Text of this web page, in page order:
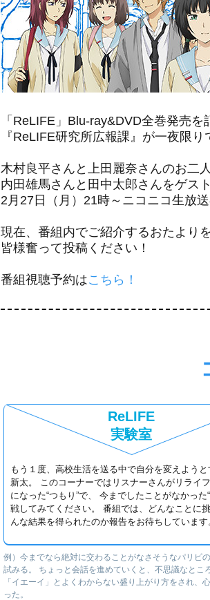
「ReLIFE」Blu-ray&DVD全巻発売を
『ReLIFE研究所広報課』が一夜限り
木村良平さんと上田麗奈さんのお二
内田雄馬さんと田中太郎さんをゲス
2月27日（月）21時～ニコニコ生放
現在、番組内でご紹介するおたより
皆様奮って投稿ください！
番組視聴予約はこちら！
ReLIFE
実験室
もう１度、高校生活を送る中で自分を変えよう
新太。 このコーナーではリスナーさんがリライ
になった“つもり”で、 今までしたことがなかった
戦してみてください。 番組では、どんなことに
んな結果を得られたのか報告をお待ちしています
例）今までなら絶対に交わることがなさそうなパリピ
試みる。 ちょっと会話を進めていくと、不思議なとこ
「イエーイ」とよくわからない盛り上がり方をされ、
った。